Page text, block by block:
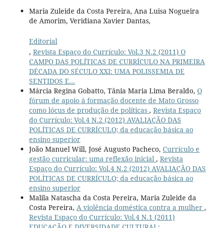
Maria Zuleide da Costa Pereira, Ana Luisa Nogueira
de Amorim, Veridiana Xavier Dantas,
Editorial
, Revista Espaço do Currículo: Vol.3 N.2 (2011) O
CAMPO DAS POLÍTICAS DE CURRÍCULO NA PRIMEIRA
DÉCADA DO SÉCULO XXI: UMA POLISSEMIA DE
SENTIDOS E...
Márcia Regina Gobatto, Tânia Maria Lima Beraldo, O
fórum de apoio à formação docente de Mato Grosso
como lócus de produção de políticas , Revista Espaço
do Currículo: Vol.4 N.2 (2012) AVALIAÇÃO DAS
POLÍTICAS DE CURRÍCULO; da educação básica ao
ensino superior
João Manuel Will, José Augusto Pacheco, Currículo e
gestão curricular: uma reflexão inicial , Revista
Espaço do Currículo: Vol.4 N.2 (2012) AVALIAÇÃO DAS
POLÍTICAS DE CURRÍCULO; da educação básica ao
ensino superior
Malila Natascha da Costa Pereira, Maria Zuleide da
Costa Pereira, A violência doméstica contra a mulher ,
Revista Espaço do Currículo: Vol.4 N.1 (2011)